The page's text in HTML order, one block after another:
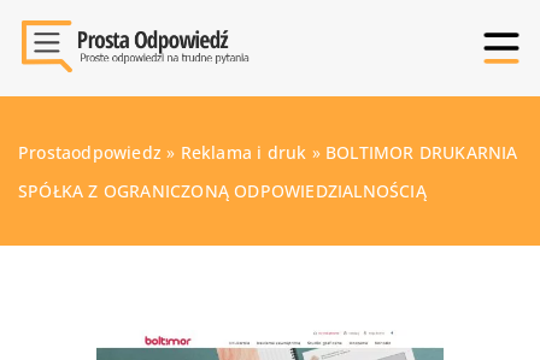
Prostaodpowiedz » Reklama i druk » BOLTIMOR DRUKARNIA
SPÓŁKA Z OGRANICZONĄ ODPOWIEDZIALNOŚCIĄ